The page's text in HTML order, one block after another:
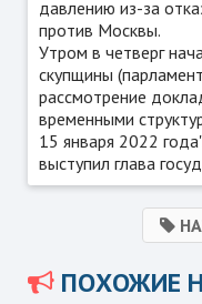
давлению из-за
против Москвы.
Утром в четверг
скупщины
рассмотрение
временными
15 января 2022
выступил глава
ПОХОЖИЕ